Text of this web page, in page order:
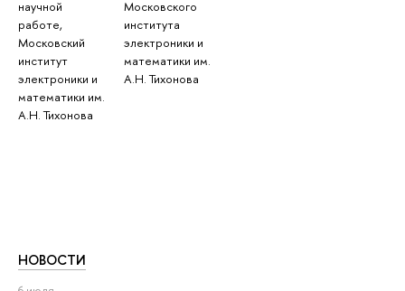
НОВОСТИ
научной
работе,
Московский
институт
электроники и
математики им.
А.Н. Тихонова
Московского
института
электроники и
математики им.
А.Н. Тихонова